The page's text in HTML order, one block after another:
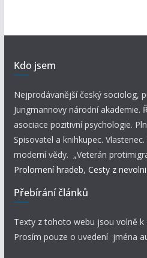
Kdo jsem
Nejprodávanější český sociolog,
Jungmannovy národní akademie.
asociace pozitivní psychologie.
Spisovatel a knihkupec.
moderní vědy. „Veterán
Prolomení hradeb, Cesty z
Přebírání článků
Texty z tohoto webu jsou volně k
Prosím pouze o uvedení jména